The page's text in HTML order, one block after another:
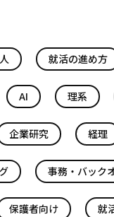
就活の進め方
AI 理系
企業研究 経理
事務・バック
保護者向け 就